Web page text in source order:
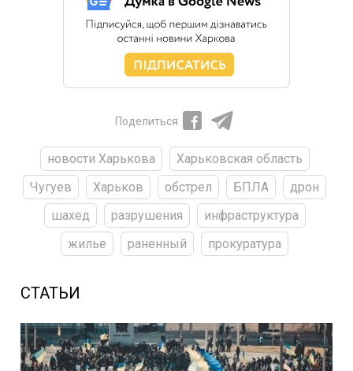
Поделиться
новости Харькова
Харьковская область
Чугуев
Харьков обстрел БПЛА
дрон
шахед
разрушения
инфраструктура
жилье
раненный прокуратура
СТАТЬИ